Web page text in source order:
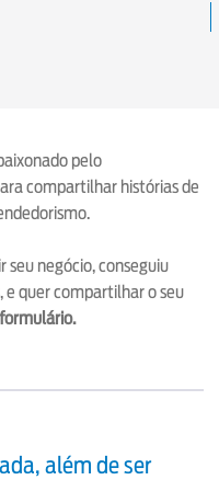
pelo
compartilhar histórias de
seu negócio, conseguiu
e quer compartilhar o seu
além de ser